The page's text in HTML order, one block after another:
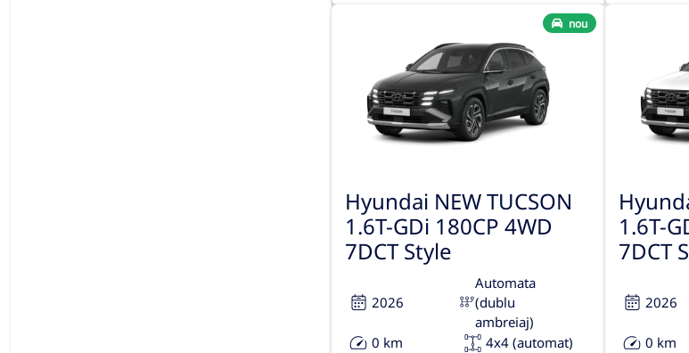
nou
Hyundai NEW TUCSON
1.6T-GDi 180CP 4WD
7DCT Style
2026
Automata
(dublu
ambreiaj)
0 km
4x4 (automat)
1.6T-
7DCT
2026
0 km